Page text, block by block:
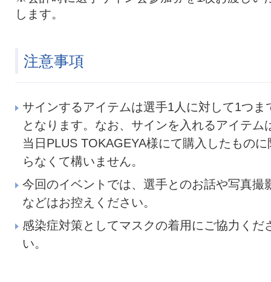
します。
注意事項
サインするアイテムは選手1人に対して1つま
となります。なお、サインを入れるアイテム
当日PLUS TOKAGEYA様にて購入したものに
らなくて構いません。
今回のイベントでは、選手とのお話や写真撮
などはお控えください。
感染症対策としてマスクの着用にご協力くだ
い。